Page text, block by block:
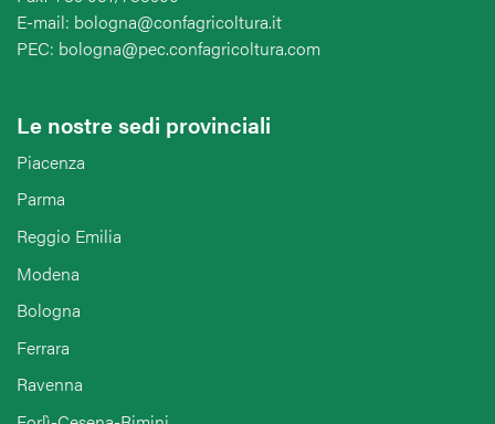
E-mail: bologna@confagricoltura.it
PEC: bologna@pec.confagricoltura.com
Le nostre sedi provinciali
Piacenza
Parma
Reggio Emilia
Modena
Bologna
Ferrara
Ravenna